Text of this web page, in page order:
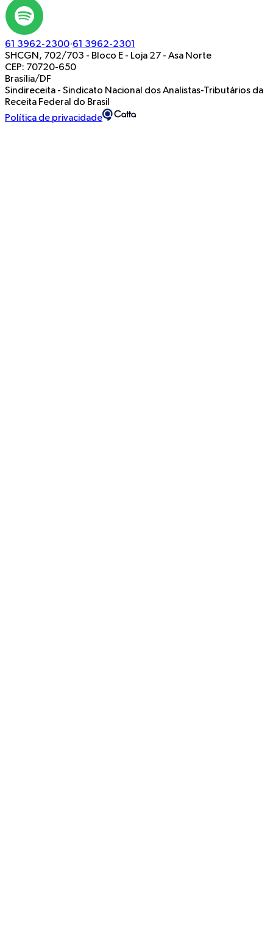
61 3962-2300·61 3962-2301
SHCGN, 702/703 - Bloco E - Loja 27 - Asa Norte
CEP: 70720-650
Brasília/DF
Sindireceita - Sindicato Nacional dos Analistas-Tributários da
Receita Federal do Brasil
Política de privacidade